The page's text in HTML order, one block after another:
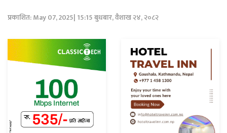
प्रकाशित: May 07, 2025| 15:15 बुधबार, वैशाख २४, २०८२